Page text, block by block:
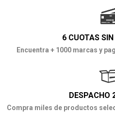
6 CUOTAS
Encuentra + 1000 marcas y
DESPACHO
Compra miles de productos